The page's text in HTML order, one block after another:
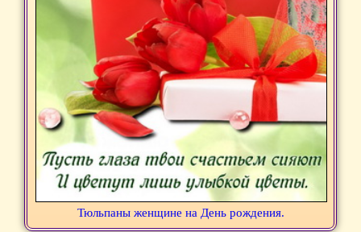
Тюльпаны женщине на День рождения.